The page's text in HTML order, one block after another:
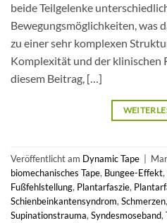
beide Teilgelenke
Bewegungsmöglichkeiten, was
zu einer sehr komplexen
Komplexität und der klinischen
diesem Beitrag, […]
Veröffentlicht am Dynamic Tape
biomechanisches Tape, Bungee-Effekt,
Fußfehlstellung, Plantarfaszie,
Schienbeinkantensyndrom,Schmerzen,
Supinationstrauma,Syndesmoseband,